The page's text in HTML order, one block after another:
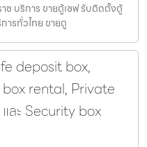
ช บริการ ขายตู้เซฟ รับติดตั้งตู้
ารทั่วไทย ขายตู
deposit box,
rental, Private
ละ Security box